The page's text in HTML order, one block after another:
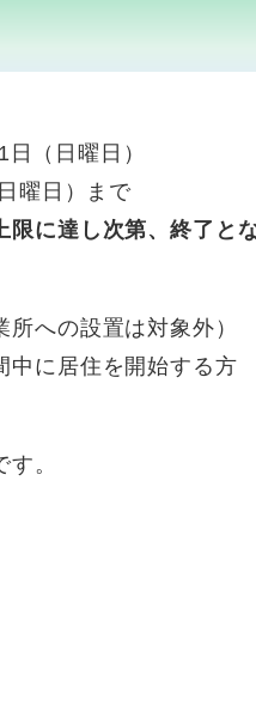
（日曜日）
曜日）まで
に達し次第、終了とな
への設置は対象外）
に居住を開始する方
。